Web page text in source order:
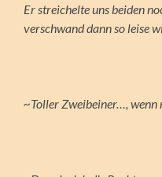
Er streichelte uns beiden
verschwand dann so leise
~Toller Zweibeiner…, wenn